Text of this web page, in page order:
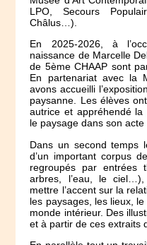
LPO, Secours
Châlus…).
En 2025-2026, à
naissance de Marcelle
de 5ème CHAAP sont
En partenariat avec la
avons accueilli
paysanne. Les élèves
autrice et appréhendé la
le paysage dans son acte
Dans un second temps
d’un important corpus
regroupés par entrées
arbres, l’eau, le
mettre l’accent sur la
les paysages, les lieux,
monde intérieur. Des
et à partir de ces extraits